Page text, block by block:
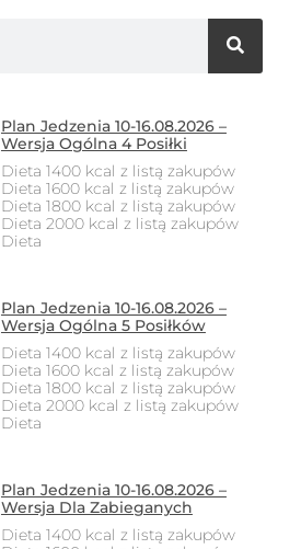
Plan Jedzenia 10-16.08.2026 –
Wersja Ogólna 4 Posiłki
Dieta 1400 kcal z listą zakupów
Dieta 1600 kcal z listą zakupów
Dieta 1800 kcal z listą zakupów
Dieta 2000 kcal z listą zakupów
Dieta
Plan Jedzenia 10-16.08.2026 –
Wersja Ogólna 5 Posiłków
Dieta 1400 kcal z listą zakupów
Dieta 1600 kcal z listą zakupów
Dieta 1800 kcal z listą zakupów
Dieta 2000 kcal z listą zakupów
Dieta
Plan Jedzenia 10-16.08.2026 –
Wersja Dla Zabieganych
Dieta 1400 kcal z listą zakupów